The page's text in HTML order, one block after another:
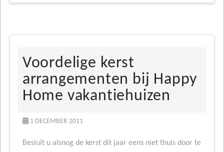
Voordelige kerst
arrangementen bij Happy
Home vakantiehuizen
1 DECEMBER 2011
Besluit u alsnog de kerst dit jaar eens niet thuis door te